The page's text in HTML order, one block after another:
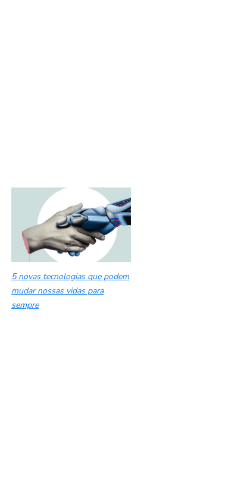
5 novas tecnologias que podem
mudar nossas vidas para
sempre